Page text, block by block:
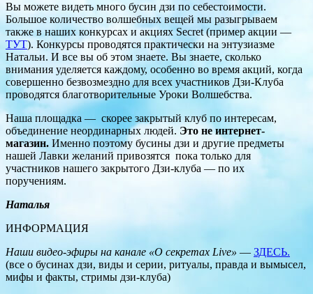
Вы можете видеть много бусин дзи по себестоимости.
Большое количество волшебных вещей мы разыгрываем
также в наших конкурсах и акциях Secret (пример акции —
ТУТ). Конкурсы проводятся практически на энтузиазме
Натальи. И все вы об этом знаете. Вы знаете, сколько
внимания уделяется каждому, особенно во время акций, когда
совершенно безвозмездно для всех участников Дзи-Клуба
проводятся благотворительные Уроки Волшебства.
Наша площадка — скорее закрытый клуб по интересам,
объединение неординарных людей. Это не интернет-
магазин. Именно поэтому бусины дзи и другие предметы
нашей Лавки желаний привозятся пока только для
участников нашего закрытого Дзи-клуба — по их
поручениям.
Наталья
ИНФОРМАЦИЯ
Наши видео-эфиры на канале «О секретах Live» — ЗДЕСЬ.
(все о бусинах дзи, виды и серии, ритуалы, правда и вымысел,
мифы и факты, стримы дзи-клуба)